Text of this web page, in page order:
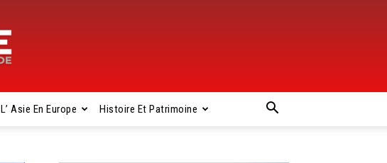
L’ Asie En Europe Histoire Et Patrimoine